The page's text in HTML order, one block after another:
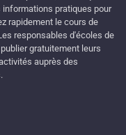
informations pratiques pour
rapidement le cours de
responsables d'écoles de
gratuitement leurs
auprès des